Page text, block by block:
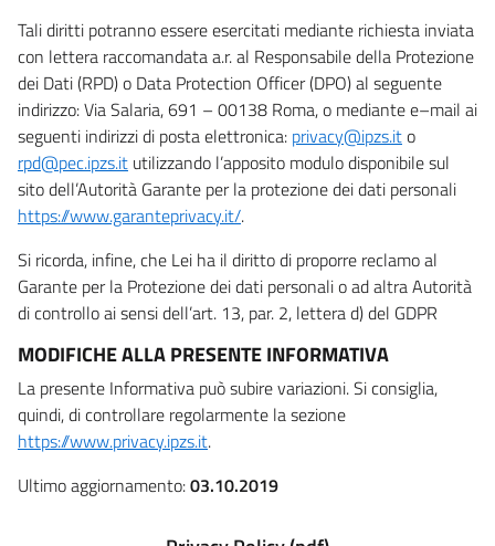
Tali diritti potranno essere esercitati mediante richiesta inviata
con lettera raccomandata a.r. al Responsabile della Protezione
dei Dati (RPD) o Data Protection Officer (DPO) al seguente
indirizzo: Via Salaria, 691 – 00138 Roma, o mediante e–mail ai
seguenti indirizzi di posta elettronica: privacy@ipzs.ito
rpd@pec.ipzs.it utilizzando l’apposito modulo disponibile sul
sito dell’Autorità Garante per la protezione dei dati personali
https://www.garanteprivacy.it/.
Si ricorda, infine, che Lei ha il diritto di proporre reclamo al
Garante per la Protezione dei dati personali o ad altra Autorità
di controllo ai sensi dell’art. 13, par. 2, lettera d) del GDPR
MODIFICHE ALLA PRESENTE INFORMATIVA
La presente Informativa può subire variazioni. Si consiglia,
quindi, di controllare regolarmente la sezione
https://www.privacy.ipzs.it.
Ultimo aggiornamento:03.10.2019